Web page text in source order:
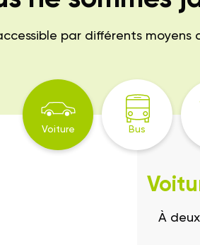
par différents moyens
Voiture Bus
À